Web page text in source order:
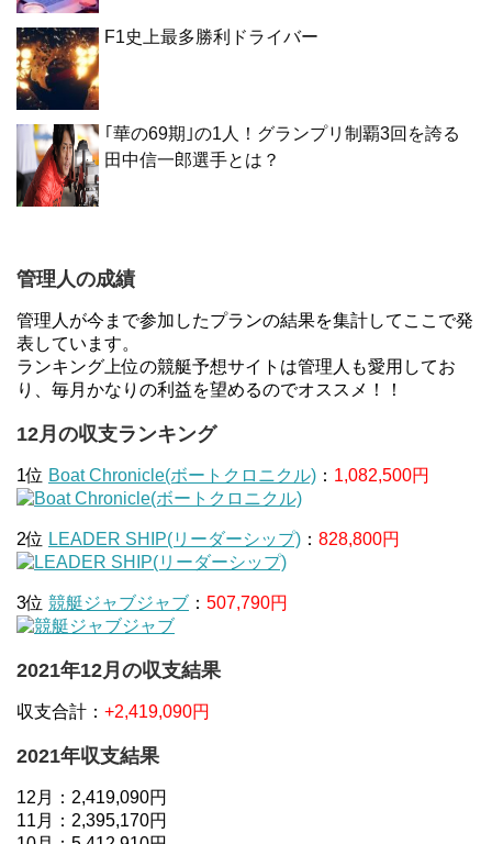
F1史上最多勝利ドライバー
｢華の69期｣の1人！グランプリ制覇3回を誇る
田中信一郎選手とは？
管理人の成績
管理人が今まで参加したプランの結果を集計してここで発
表しています。
ランキング上位の競艇予想サイトは管理人も愛用してお
り、毎月かなりの利益を望めるのでオススメ！！
12月の収支ランキング
1位 Boat Chronicle(ボートクロニクル) ： 1,082,500円
2位 LEADER SHIP(リーダーシップ) ： 828,800円
3位 競艇ジャブジャブ ： 507,790円
2021年12月の収支結果
収支合計： +2,419,090円
2021年収支結果
12月：2,419,090円
11月：2,395,170円